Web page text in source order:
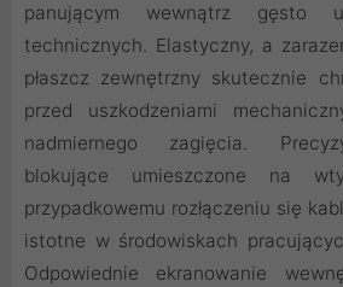
panującym wewnątrz gęsto
technicznych. Elastyczny, a
płaszcz zewnętrzny skutecznie
przed uszkodzeniami
nadmiernego zagięcia.
blokujące umieszczone na
przypadkowemu rozłączeniu się
istotne w środowiskach
Odpowiednie ekranowanie